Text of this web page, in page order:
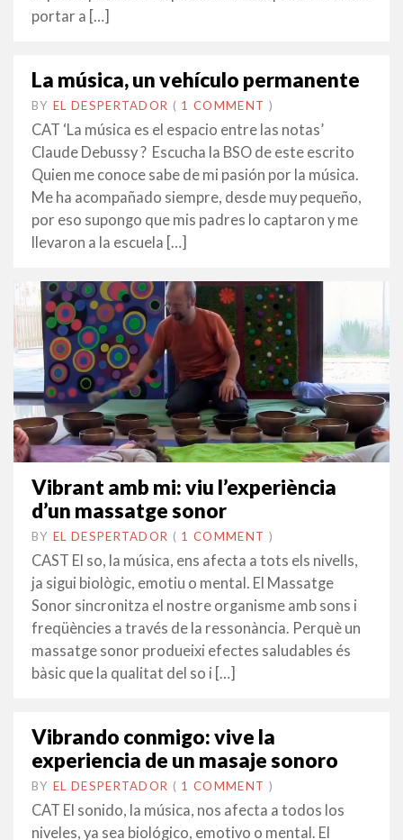
portar a […]
La música, un vehículo permanente
BY EL DESPERTADOR ON
9
GENER
2017
•( 1 COMMENT )
CAT ‘La música es el espacio entre las notas’
Claude Debussy ? Escucha la BSO de este escrito
Quien me conoce sabe de mi pasión por la música.
Me ha acompañado siempre, desde muy pequeño,
por eso supongo que mis padres lo captaron y me
llevaron a la escuela […]
Vibrant amb mi: viu l’experiència
d’un massatge sonor
BY EL DESPERTADOR ON
9
2016
•( 1 COMMENT )
CAST El so, la música, ens afecta a tots els nivells,
ja sigui biològic, emotiu o mental. El Massatge
Sonor sincronitza el nostre organisme amb sons i
freqüències a través de la ressonància. Perquè un
massatge sonor produeixi efectes saludables és
bàsic que la qualitat del so i […]
Vibrando conmigo: vive la
experiencia de un masaje sonoro
BY EL DESPERTADOR ON
9
FEBRER
2016
•( 1 COMMENT )
CAT El sonido, la música, nos afecta a todos los
niveles, ya sea biológico, emotivo o mental. El